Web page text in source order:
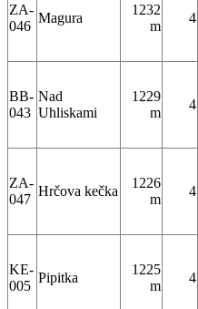
ZA-
046
Magura
1232
m
4
BB-
043
Nad
Uhliskami
1229
m
4
ZA-
047
Hrčova kečka
1226
m
4
KE-
005
Pipitka
1225
m
4